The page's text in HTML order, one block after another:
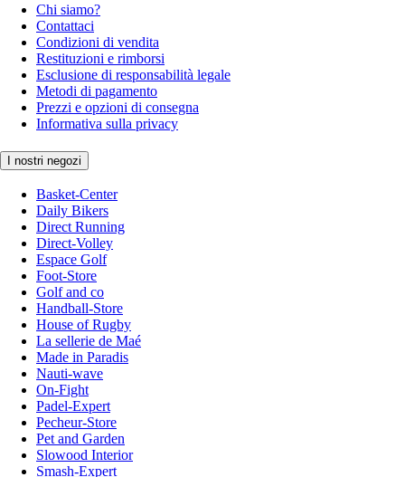
Chi siamo?
Contattaci
Condizioni di vendita
Restituzioni e rimborsi
Esclusione di responsabilità legale
Metodi di pagamento
Prezzi e opzioni di consegna
Informativa sulla privacy
I nostri negozi
Basket-Center
Daily Bikers
Direct Running
Direct-Volley
Espace Golf
Foot-Store
Golf and co
Handball-Store
House of Rugby
La sellerie de Maé
Made in Paradis
Nauti-wave
On-Fight
Padel-Expert
Pecheur-Store
Pet and Garden
Slowood Interior
Smash-Expert